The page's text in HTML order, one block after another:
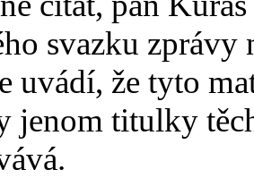
svazku
uvádí, že tyto
jenom titulky